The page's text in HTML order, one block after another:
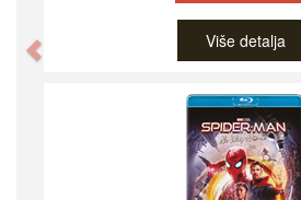
Više detalja